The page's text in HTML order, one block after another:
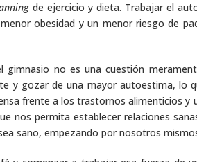
de ejercicio y dieta. Trabajar el
obesidad y un menor riesgo de
gimnasio no es una cuestión
y gozar de una mayor autoestima, lo
frente a los trastornos alimenticios y
nos permita establecer relaciones
sano, empezando por nosotros